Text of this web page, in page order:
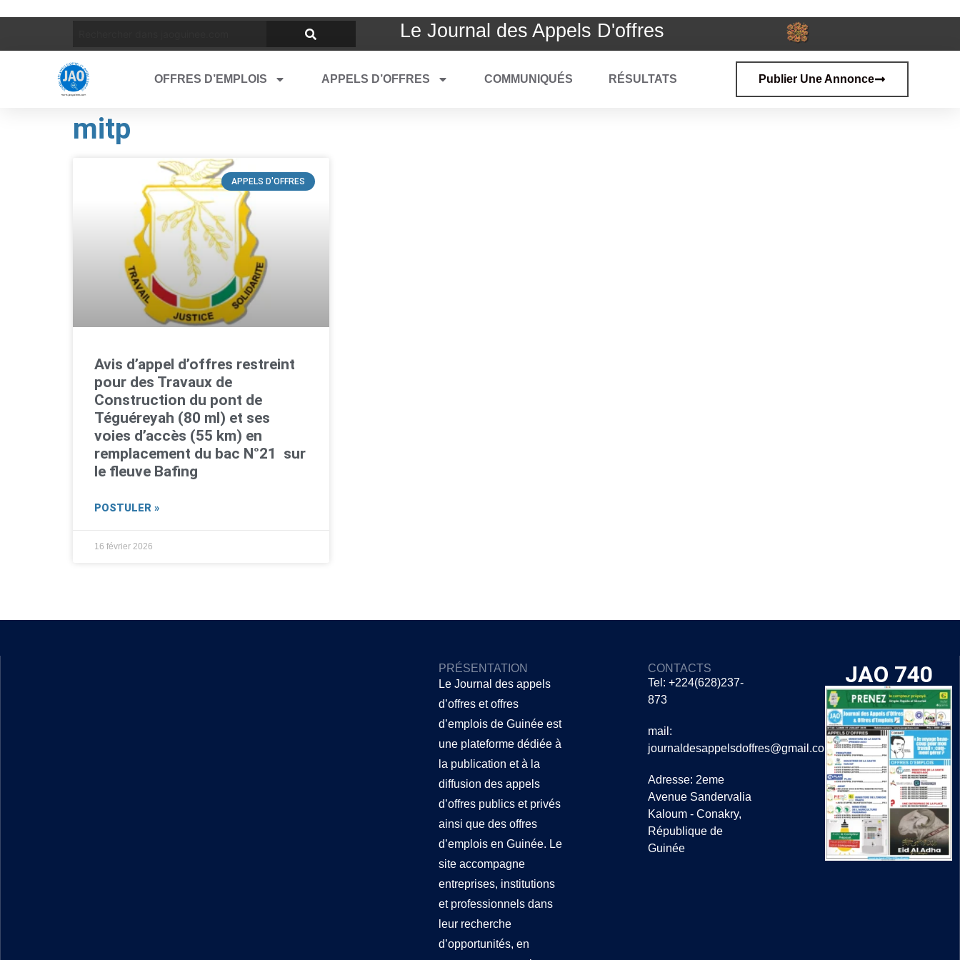
Le Journal des Appels D'offres
OFFRES D’EMPLOIS APPELS D’OFFRES COMMUNIQUÉS RÉSULTATS Publier Une Annonce
mitp
APPELS D'OFFRES
Avis d’appel d’offres restreint
pour des Travaux de
Construction du pont de
Téguéreyah (80 ml) et ses
voies d’accès (55 km) en
remplacement du bac N°21 sur
le fleuve Bafing
POSTULER »
16 février 2026
PRÉSENTATION
Le Journal des appels
d’offres et offres
d’emplois de Guinéeest
une plateforme dédiée à
la publication et à la
diffusion des appels
d’offres publics et privés
ainsi que des offres
d’emplois en Guinée. Le
site accompagne
entreprises, institutions
et professionnels dans
leur recherche
d’opportunités, en
CONTACTS
Tel: +224(628)237-
873
mail:
journaldesappelsdoffres@gmail.com
Adresse: 2eme
Avenue Sandervalia
Kaloum - Conakry,
République de
Guinée
JAO 740